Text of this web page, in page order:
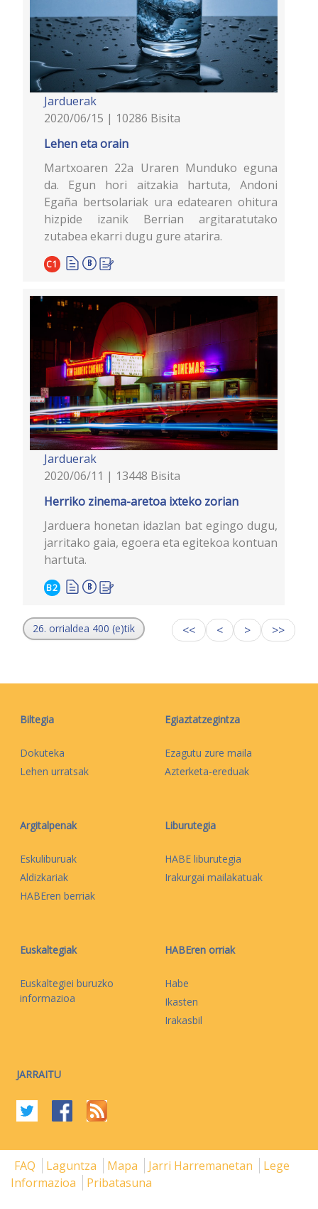
Jarduerak
2020/06/15 | 10286 Bisita
Lehen eta orain
Martxoaren 22a Uraren Munduko eguna
da. Egun hori aitzakia hartuta, Andoni
Egaña bertsolariak ura edatearen ohitura
hizpide izanik Berrian argitaratutako
zutabea ekarri dugu gure atarira.
C1
Jarduerak
2020/06/11 | 13448 Bisita
Herriko zinema-aretoa ixteko zorian
Jarduera honetan idazlan bat egingo dugu,
jarritako gaia, egoera eta egitekoa kontuan
hartuta.
B2
26. orrialdea 400 (e)tik << < > >>
Biltegia
Dokuteka
Lehen urratsak
Egiaztatzegintza
Ezagutu zure maila
Azterketa-ereduak
Argitalpenak
Eskuliburuak
Aldizkariak
HABEren berriak
Liburutegia
HABE liburutegia
Irakurgai mailakatuak
Euskaltegiak
Euskaltegiei buruzko
informazioa
HABEren orriak
Habe
Ikasten
Irakasbil
JARRAITU
FAQ Laguntza Mapa Jarri Harremanetan
Lege
Informazioa
Pribatasuna